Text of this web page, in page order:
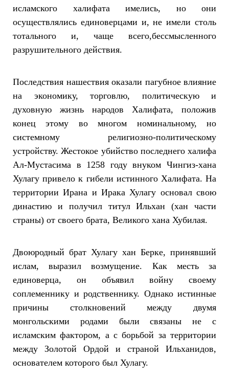
исламского халифата имелись, но они
осуществлялись единоверцами и, не имели столь
тотального и, чаще всего,бессмысленного
разрушительного действия.
Последствия нашествия оказали пагубное влияние
на экономику, торговлю, политическую и
духовную жизнь народов Халифата, положив
конец этому во многом номинальному, но
системному религиозно-политическому
устройству. Жестокое убийство последнего халифа
Ал-Муcтасима в 1258 году внуком Чингиз-хана
Хулагу привело к гибели истинного Халифата. На
территории Ирана и Ирака Хулагу основал свою
династию и получил титул Ильхан (хан части
страны) от своего брата, Великого хана Хубилая.
Двоюродный брат Хулагу хан Берке, принявший
ислам, выразил возмущение. Как месть за
единоверца, он объявил войну своему
соплеменнику и родственнику. Однако истинные
причины столкновений между двумя
монгольскими родами были связаны не с
исламским фактором, а с борьбой за территории
между Золотой Ордой и страной Ильханидов,
основателем которого был Хулагу.